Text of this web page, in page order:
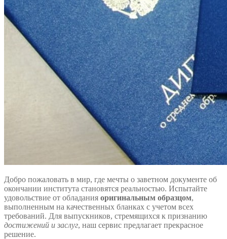
Добро пожаловать в мир, где мечты о заветном документе об
окончании института становятся реальностью. Испытайте
удовольствие от обладания оригинальным образцом,
выполненным на качественных бланках с учетом всех
требований. Для выпускников, стремящихся к признанию
достижений и заслуг, наш сервис предлагает прекрасное
решение.